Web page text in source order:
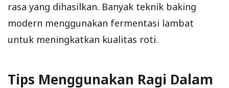
rasa yang dihasilkan. Banyak teknik baking
modern menggunakan fermentasi lambat
untuk meningkatkan kualitas roti.
Tips Menggunakan Ragi Dalam